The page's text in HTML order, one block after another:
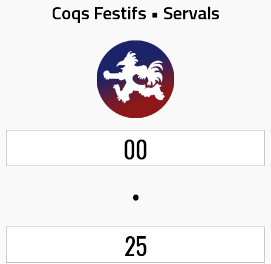
Coqs Festifs • Servals
00
•
25